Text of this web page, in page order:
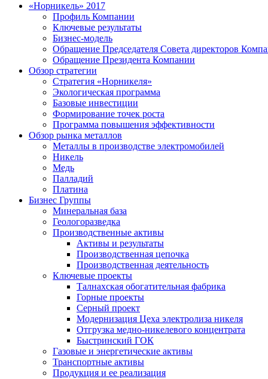
«Норникель» 2017
Профиль Компании
Ключевые результаты
Бизнес-модель
Обращение Председателя Совета директоров
Обращение Президента Компании
Обзор стратегии
Стратегия «Норникеля»
Экологическая программа
Базовые инвестиции
Формирование точек роста
Программа повышения эффективности
Обзор рынка металлов
Металлы в производстве электромобилей
Никель
Медь
Палладий
Платина
Бизнес Группы
Минеральная база
Геологоразведка
Производственные активы
Активы и результаты
Производственная цепочка
Производственная деятельность
Ключевые проекты
Талнахская обогатительная фабрика
Горные проекты
Серный проект
Модернизация Цеха электролиза никеля
Отгрузка медно-никелевого концентрата
Быстринский ГОК
Газовые и энергетические активы
Транспортные активы
Продукция и ее реализация